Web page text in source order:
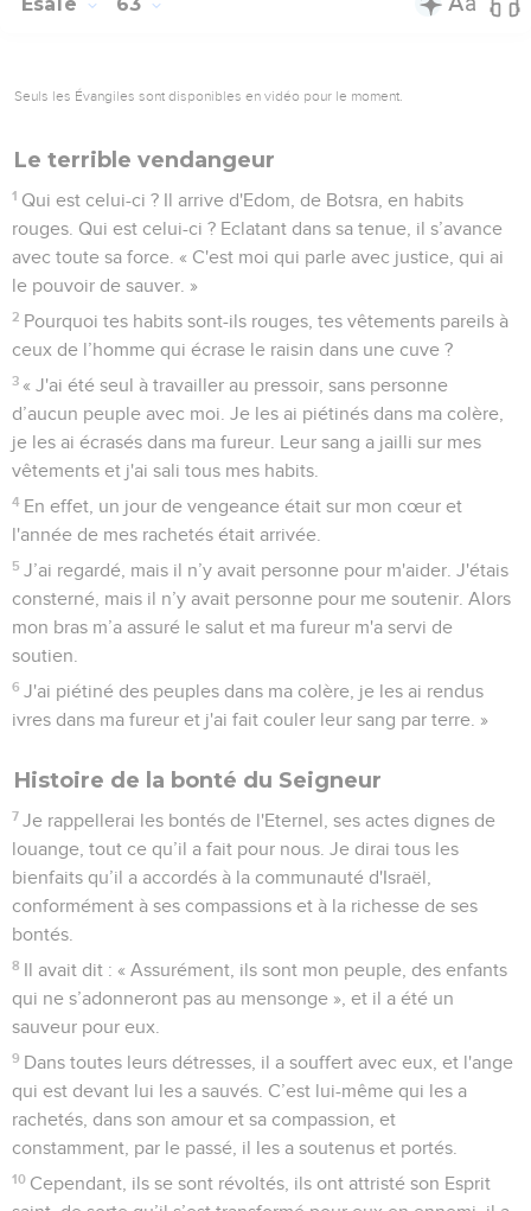
Seuls les Évangiles sont disponibles en vidéo pour le moment.
Le terrible vendangeur
1 Qui est celui-ci ? Il arrive d'Edom, de Botsra, en habits
rouges. Qui est celui-ci ? Eclatant dans sa tenue, il s’avance
avec toute sa force. « C'est moi qui parle avec justice, qui ai
le pouvoir de sauver. »
2 Pourquoi tes habits sont-ils rouges, tes vêtements pareils à
ceux de l’homme qui écrase le raisin dans une cuve ?
3 « J'ai été seul à travailler au pressoir, sans personne
d’aucun peuple avec moi. Je les ai piétinés dans ma colère,
je les ai écrasés dans ma fureur. Leur sang a jailli sur mes
vêtements et j'ai sali tous mes habits.
4 En effet, un jour de vengeance était sur mon cœur et
l'année de mes rachetés était arrivée.
5 J’ai regardé, mais il n’y avait personne pour m'aider. J'étais
consterné, mais il n’y avait personne pour me soutenir. Alors
mon bras m’a assuré le salut et ma fureur m'a servi de
soutien.
6 J'ai piétiné des peuples dans ma colère, je les ai rendus
ivres dans ma fureur et j'ai fait couler leur sang par terre. »
Histoire de la bonté du Seigneur
7 Je rappellerai les bontés de l'Eternel, ses actes dignes de
louange, tout ce qu’il a fait pour nous. Je dirai tous les
bienfaits qu’il a accordés à la communauté d'Israël,
conformément à ses compassions et à la richesse de ses
bontés.
8 Il avait dit : « Assurément, ils sont mon peuple, des enfants
qui ne s’adonneront pas au mensonge », et il a été un
sauveur pour eux.
9 Dans toutes leurs détresses, il a souffert avec eux, et l'ange
qui est devant lui les a sauvés. C’est lui-même qui les a
rachetés, dans son amour et sa compassion, et
constamment, par le passé, il les a soutenus et portés.
10 Cependant, ils se sont révoltés, ils ont attristé son Esprit